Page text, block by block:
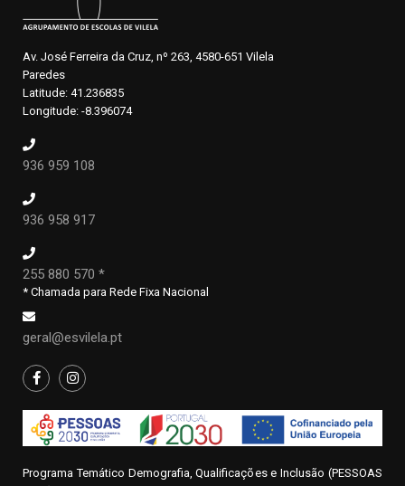
Av. José Ferreira da Cruz, nº 263, 4580-651 Vilela
Paredes
Latitude: 41.236835
Longitude: -8.396074
936 959 108
936 958 917
255 880 570 *
* Chamada para Rede Fixa Nacional
geral@esvilela.pt
Programa Temático Demografia, Qualificações e Inclusão (PESSOAS